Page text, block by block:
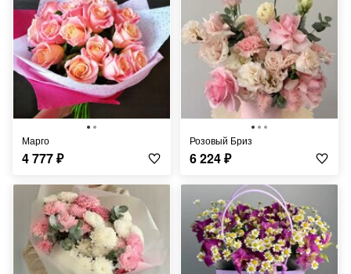
Марго
4 777₽
Розовый Бриз
6 224₽